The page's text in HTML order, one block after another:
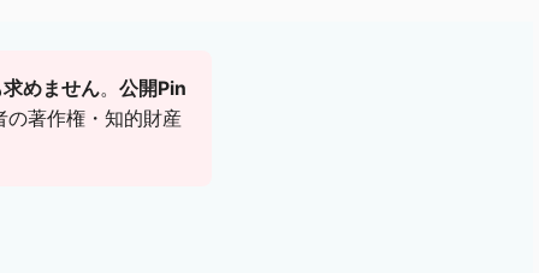
めません。公開Pin
の著作権・知的財産